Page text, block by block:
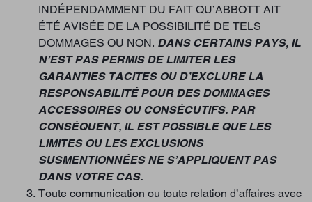
INDÉPENDAMMENT DU FAIT QU’ABBOTT AIT
ÉTÉ AVISÉE DE LA POSSIBILITÉ DE TELS
DOMMAGES OU NON. DANS CERTAINS PAYS, IL
N’EST PAS PERMIS DE LIMITER LES
GARANTIES TACITES OU D’EXCLURE LA
RESPONSABILITÉ POUR DES DOMMAGES
ACCESSOIRES OU CONSÉCUTIFS. PAR
CONSÉQUENT, IL EST POSSIBLE QUE LES
LIMITES OU LES EXCLUSIONS
SUSMENTIONNÉES NE S’APPLIQUENT PAS
DANS VOTRE CAS.
Toute communication ou toute relation d’affaires avec